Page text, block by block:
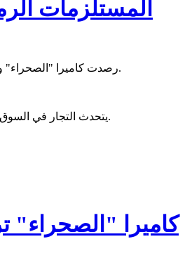
المستلزمات
رصدت كاميرا "الصحراء" واقع المستلزمات الرمضانية بسوق العاصمة نواكشوط، أسابيع قبل حلول الشهر المبارك.
يتحدث التجار في السوق المركزي عن وفرة البضائع وقلة الإقبال، مؤكدين أن الأسعار مازالت في متناول الجميع.
كاميرا "الصحراء"